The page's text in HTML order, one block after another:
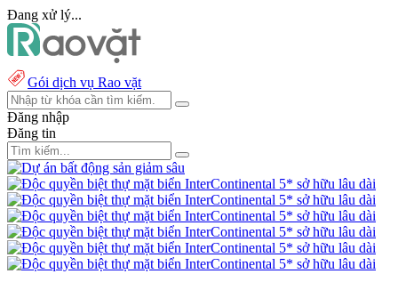
Đang xử lý...
Gói dịch vụ Rao vặt
Đăng nhập
Đăng tin